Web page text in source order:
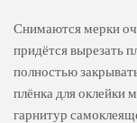
Снимаются мерки
придётся вырезать
полностью
плёнка для оклейки
гарнитур